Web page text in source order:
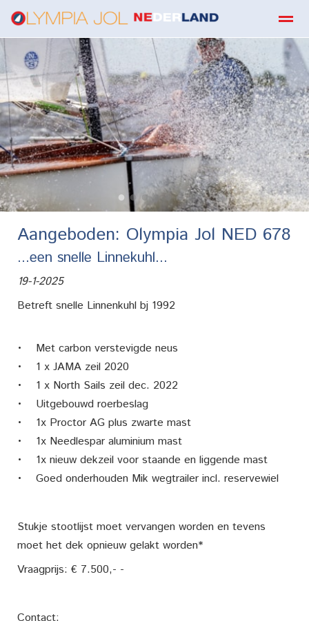
boekbestellen
Home Zoeken E-mail Contact
● ● ●●●●●
Aangeboden: Olympia Jol NED 678
...een snelle Linnekuhl...
19-1-2025
Betreft snelle Linnenkuhl bj 1992
• Met carbon verstevigde neus
• 1 x JAMA zeil 2020
• 1 x North Sails zeil dec. 2022
• Uitgebouwd roerbeslag
• 1x Proctor AG plus zwarte mast
• 1x Needlespar aluminium mast
• 1x nieuw dekzeil voor staande en liggende mast
• Goed onderhouden Mik wegtrailer incl. reservewiel
Stukje stootlijst moet vervangen worden en tevens
moet het dek opnieuw gelakt worden*
Vraagprijs: € 7.500,- -